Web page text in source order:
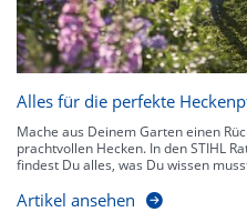
Alles für die perfekte
Mache aus Deinem Garten einen
prachtvollen Hecken. In den STIHL
findest Du alles, was Du wissen
Artikel ansehen